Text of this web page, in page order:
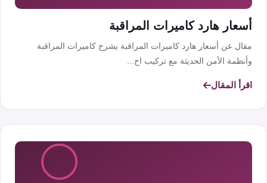
أسعار هارد كاميرات المراقبة
مقال عن أسعار هارد كاميرات المراقبة يشرح كاميرات المراقبة
وأنظمة الأمن الحديثة مع تركيب اح...
اقرأ المقال